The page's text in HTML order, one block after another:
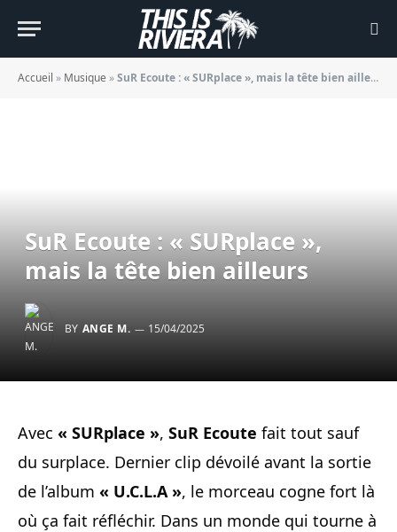
Accueil » Musique »SuR Ecoute : « SURplace », mais la tête bien ailleurs
SuR Ecoute : « SURplace »,
mais la tête bien ailleurs
BY ANGE M. 15/04/2025
Avec « SURplace », SuR Ecoute fait tout sauf
du surplace. Dernier clip dévoilé avant la sortie
de l’album « U.C.L.A », le morceau cogne fort là
où ça fait réfléchir. Dans un monde qui tourne à